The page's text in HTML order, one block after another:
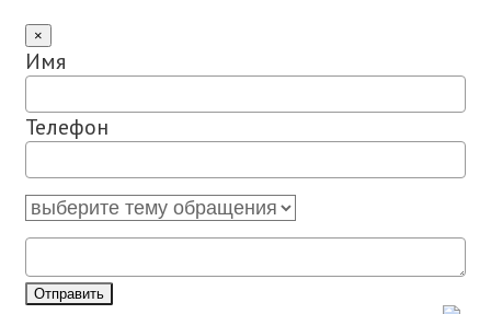
×
Имя
Телефон
Отправить